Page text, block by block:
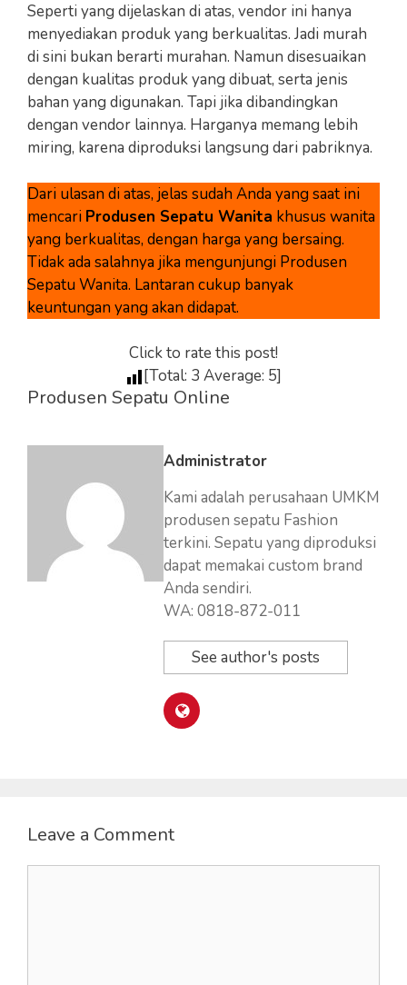
Seperti yang dijelaskan di atas, vendor ini hanya
menyediakan produk yang berkualitas. Jadi murah
di sini bukan berarti murahan. Namun disesuaikan
dengan kualitas produk yang dibuat, serta jenis
bahan yang digunakan. Tapi jika dibandingkan
dengan vendor lainnya. Harganya memang lebih
miring, karena diproduksi langsung dari pabriknya.
Dari ulasan di atas, jelas sudah Anda yang saat ini
mencari Produsen Sepatu Wanita khusus wanita
yang berkualitas, dengan harga yang bersaing.
Tidak ada salahnya jika mengunjungi Produsen
Sepatu Wanita. Lantaran cukup banyak
keuntungan yang akan didapat.
Click to rate this post!
[Total: 3 Average: 5]
Produsen Sepatu Online
Administrator
Kami adalah perusahaan UMKM
produsen sepatu Fashion
terkini. Sepatu yang diproduksi
dapat memakai custom brand
Anda sendiri.
WA: 0818-872-011
See author's posts
Leave a Comment